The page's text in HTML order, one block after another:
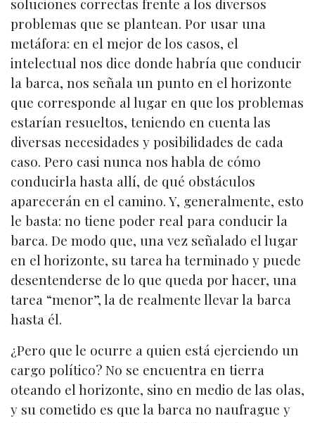
problemas que se plantean. Por usar una
metáfora: en el mejor de los casos, el
intelectual nos dice donde habría que conducir
la barca, nos señala un punto en el horizonte
que corresponde al lugar en que los problemas
estarían resueltos, teniendo en cuenta las
diversas necesidades y posibilidades de cada
caso. Pero casi nunca nos habla de cómo
conducirla hasta allí, de qué obstáculos
aparecerán en el camino. Y, generalmente, esto
le basta: no tiene poder real para conducir la
barca. De modo que, una vez señalado el lugar
en el horizonte, su tarea ha terminado y puede
desentenderse de lo que queda por hacer, una
tarea “menor”, la de realmente llevar la barca
hasta él.
¿Pero que le ocurre a quien está ejerciendo un
cargo político? No se encuentra en tierra
oteando el horizonte, sino en medio de las olas,
y su cometido es que la barca no naufrague y